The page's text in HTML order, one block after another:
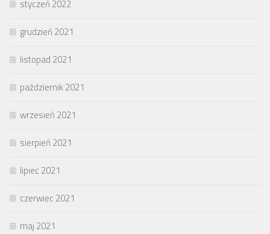
styczeń 2022
grudzień 2021
listopad 2021
październik 2021
wrzesień 2021
sierpień 2021
lipiec 2021
czerwiec 2021
maj 2021